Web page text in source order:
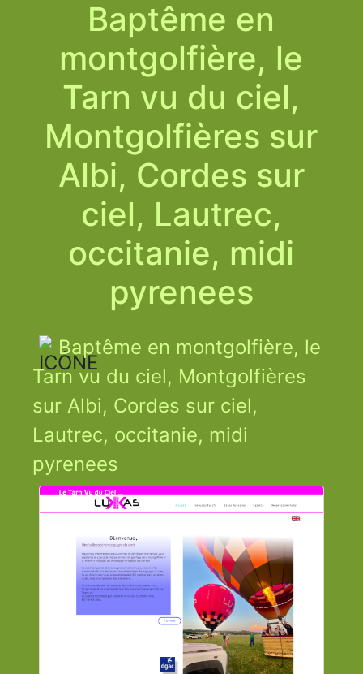
Baptême en
montgolfière, le
Tarn vu du ciel,
Montgolfières sur
Albi, Cordes sur
ciel, Lautrec,
occitanie, midi
pyrenees
Baptême en montgolfière, le
Tarn vu du ciel, Montgolfières
sur Albi, Cordes sur ciel,
Lautrec, occitanie, midi
pyrenees